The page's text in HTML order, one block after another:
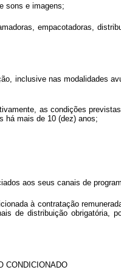
sons e imagens;
empacotadoras,
inclusive nas modalidades
as condições
há mais de 10 (dez) anos;
aos seus canais de
à contratação
de distribuição obrigatória,
CONDICIONADO